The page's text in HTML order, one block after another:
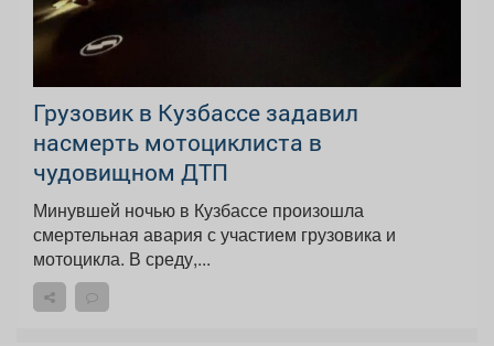
Грузовик в Кузбассе задавил
насмерть мотоциклиста в
чудовищном ДТП
Минувшей ночью в Кузбассе произошла
смертельная авария с участием грузовика и
мотоцикла. В среду,...